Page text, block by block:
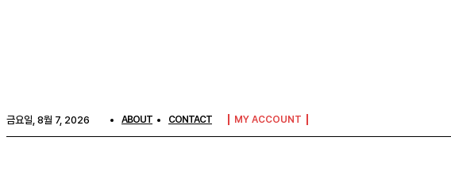
금요일, 8월 7, 2026 ABOUT CONTACT MY ACCOUNT